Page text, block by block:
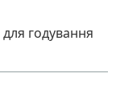
годування